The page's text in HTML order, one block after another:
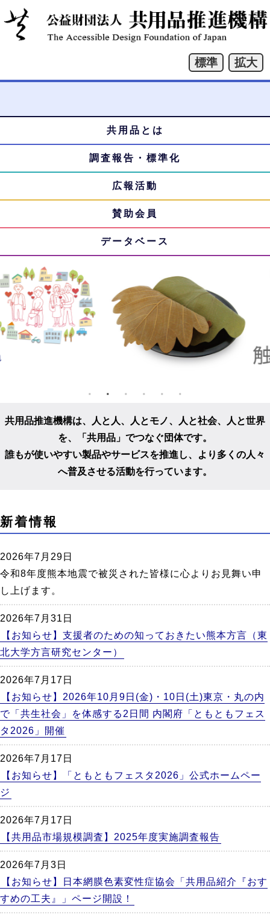
ャ
メ
ニ
ュ
ー
共用品とは
調査報告・標準化
広報活動
賛助会員
データベース
共用品推進機構は、人と人、人とモノ、人と社会、人と世界
を、
「共用品」でつなぐ団体です。
誰もが使いやすい製品やサービスを推進し、
より多くの人々
へ普及させる活動を行っています。
こ
こ
ら
新着情報
2026年7月29日
令和8年度熊本地震で被災された皆様に心よりお見舞い申
し上げます。
2026年7月31日
【お知らせ】支援者のための知っておきたい熊本方言（東
北大学方言研究センター）
2026年7月17日
【お知らせ】2026年10月9日(金)・10日(土)東京・丸の内
で「共生社会」を体感する2日間 内閣府「ともともフェス
タ2026」開催
2026年7月17日
【お知らせ】「ともともフェスタ2026」公式ホームペー
ジ
2026年7月17日
【共用品市場規模調査】2025年度実施調査報告
2026年7月3日
【お知らせ】日本網膜色素変性症協会「共用品紹介『おす
すめの工夫』」ページ開設！